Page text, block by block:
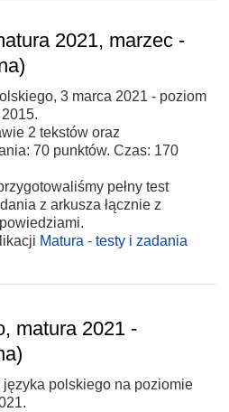
2021, marzec -
3 marca 2021 - poziom
2 tekstów oraz
70 punktów. Czas: 170
pełny test
z arkusza łącznie z
Matura - testy i zadania
matura 2021 -
języka polskiego na poziomie